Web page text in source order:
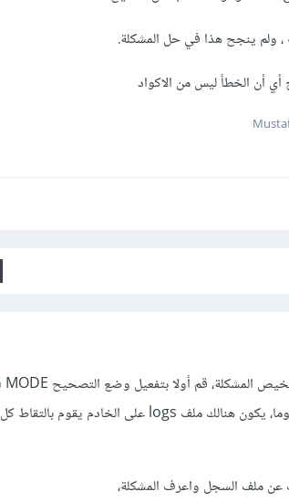
، ولم ينجح هذا في حل المشكلة.
أن الخطأ ليس من الاكواد
ملف السجل واعرف المشكلة،